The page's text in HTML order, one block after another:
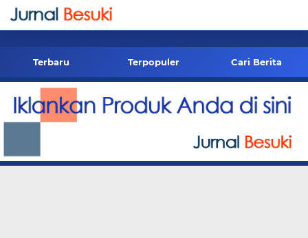
-->
Terbaru Terpopuler Cari Berita